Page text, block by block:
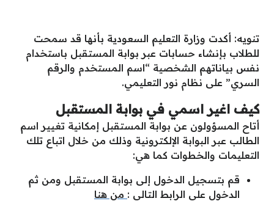
تنويه: أكدت وزارة التعليم السعودية بأنها قد سمحت
للطلاب بإنشاء حسابات عبر بوابة المستقبل باستخدام
نفس بياناتهم الشخصية “اسم المستخدم والرقم
السري” على نظام نور التعليمي.
كيف اغير اسمي في بوابة المستقبل
أتاح المسؤولون عن بوابة المستقبل إمكانية تغيير اسم
الطالب عبر البوابة الإلكترونية وذلك من خلال اتباع تلك
التعليمات والخطوات كما هي:
قم بتسجيل الدخول إلى بوابة المستقبل ومن ثم
الدخول على الرابط التالي : من هنا